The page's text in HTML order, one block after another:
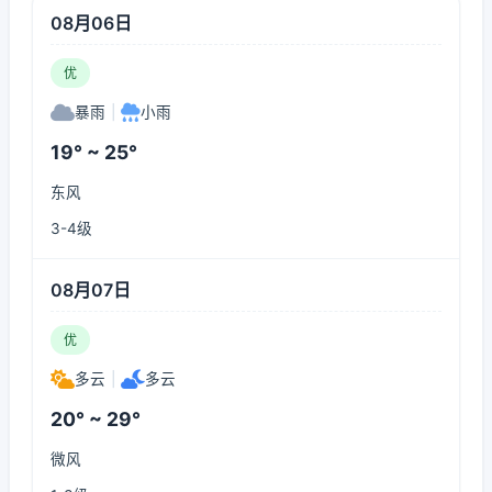
08月06日
优
暴雨 小雨
19° ~ 25°
东风
3-4级
08月07日
优
多云 多云
20° ~ 29°
微风